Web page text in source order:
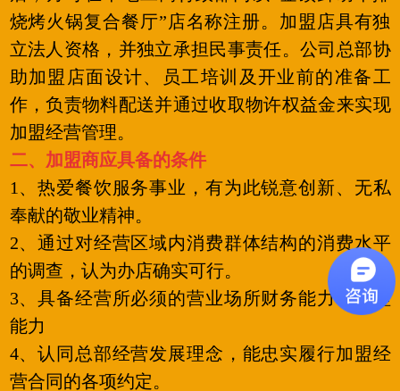
烧烤火锅复合餐厅”店名称注册。加盟店具有独
立法人资格，并独立承担民事责任。公司总部协
助加盟店面设计、员工培训及开业前的准备工
作，负责物料配送并通过收取物许权益金来实现
加盟经营管理。
二、加盟商应具备的条件
1、热爱餐饮服务事业，有为此锐意创新、无私
奉献的敬业精神。
2、通过对经营区域内消费群体结构的消费水平
的调查，认为办店确实可行。
3、具备经营所必须的营业场所财务能力和管理
能力
4、认同总部经营发展理念，能忠实履行加盟经
营合同的各项约定。